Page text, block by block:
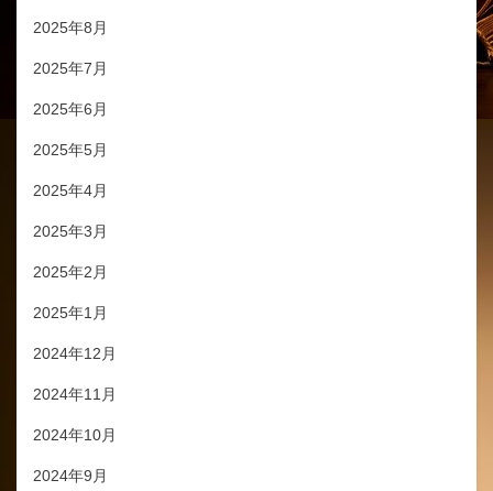
2025年8月
2025年7月
2025年6月
2025年5月
2025年4月
2025年3月
2025年2月
2025年1月
2024年12月
2024年11月
2024年10月
2024年9月